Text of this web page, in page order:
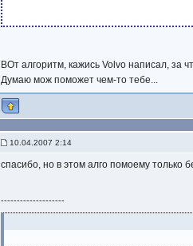
ВОт алгоритм, кажись Volvo написал, за
Думаю мож поможет чем-то тебе...
10.04.2007 2:14
спасибо, но в этом алго помоему только
--------------------